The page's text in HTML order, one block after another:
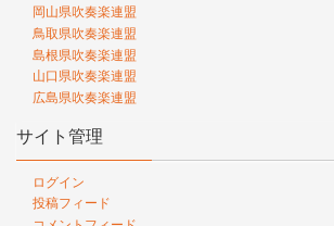
岡山県吹奏楽連盟
鳥取県吹奏楽連盟
島根県吹奏楽連盟
山口県吹奏楽連盟
広島県吹奏楽連盟
サイト管理
ログイン
投稿フィード